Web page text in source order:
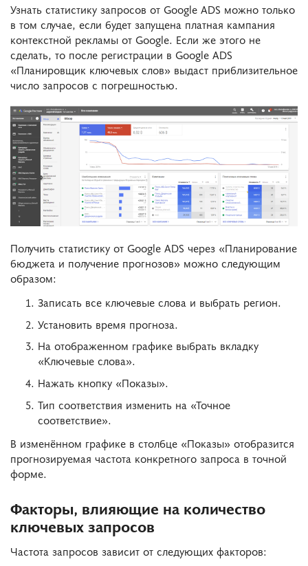
Узнать статистику запросов от Google ADS можно только
в том случае, если будет запущена платная кампания
контекстной рекламы от Google. Если же этого не
сделать, то после регистрации в Google ADS
«Планировщик ключевых слов» выдаст приблизительное
число запросов с погрешностью.
Получить статистику от Google ADS через «Планирование
бюджета и получение прогнозов» можно следующим
образом:
Записать все ключевые слова и выбрать регион.
Установить время прогноза.
На отображенном графике выбрать вкладку
«Ключевые слова».
Нажать кнопку «Показы».
Тип соответствия изменить на «Точное
соответствие».
В изменённом графике в столбце «Показы» отобразится
прогнозируемая частота конкретного запроса в точной
форме.
Факторы, влияющие на количество
ключевых запросов
Частота запросов зависит от следующих факторов: